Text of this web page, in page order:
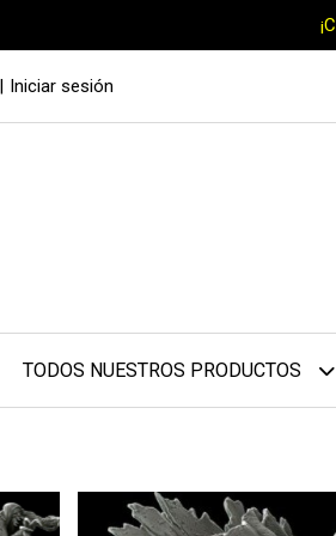
Iniciar sesión
TODOS NUESTROS PRODUCTOS